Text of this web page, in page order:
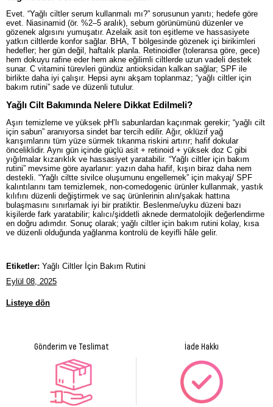
Evet. “Yağlı ciltler serum kullanmalı mı?” sorusunun yanıtı; hedefe göre
evet. Niasinamid (ör. %2–5 aralık), sebum görünümünü düzenler ve
gözenek algısını yumuşatır. Azelai̇k asit ton eşitleme ve hassasiyete
yatkın ciltlerde konfor sağlar. BHA, T bölgesinde gözenek içi birikimleri
hedefler; her gün değil, haftalık planla. Retinoidler (toleransa göre, gece)
hem dokuyu rafine eder hem akne eğilimli ciltlerde uzun vadeli destek
sunar. C vitamini türevleri gündüz antioksidan kalkan sağlar; SPF ile
birlikte daha iyi çalışır. Hepsi aynı akşam toplanmaz; “yağlı ciltler için
bakım rutini” sade ve düzenli tutulur.
Yağlı Cilt Bakımında Nelere Dikkat Edilmeli?
Aşırı temizleme ve yüksek pH’lı sabunlardan kaçınmak gerekir; “yağlı cilt
için sabun” aranıyorsa sindet bar tercih edilir. Ağır, oklüzif yağ
karışımlarını tüm yüze sürmek tıkanma riskini artırır; hafif dokular
önceliklidir. Aynı gün içinde güçlü asit + retinoid + yüksek doz C gibi
yığılmalar kızarıklık ve hassasiyet yaratabilir. “Yağlı ciltler için bakım
rutini” mevsime göre ayarlanır: yazın daha hafif, kışın biraz daha nem
destekli. “Yağlı ciltte sivilce oluşumunu engellemek” için makyaj/ SPF
kalıntılarını tam temizlemek, non-comedogenic ürünler kullanmak, yastık
kılıfını düzenli değiştirmek ve saç ürünlerinin alın/şakak hattına
bulaşmasını sınırlamak iyi bir pratiktir. Beslenme/uyku düzeni bazı
kişilerde fark yaratabilir; kalıcı/şiddetli aknede dermatolojik değerlendirme
en doğru adımdır. Sonuç olarak; yağlı ciltler için bakım rutini kolay, kısa
ve düzenli olduğunda yağlanma kontrolü de keyifli hâle gelir.
Etiketler: Yağlı Ciltler İçin Bakım Rutini
Eylül 08, 2025
Listeye dön
Gönderim ve Teslimat İade Hakkı